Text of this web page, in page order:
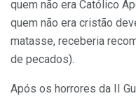
quem não era Católico
quem não era cristão
matasse, receberia
de pecados).
Após os horrores da II